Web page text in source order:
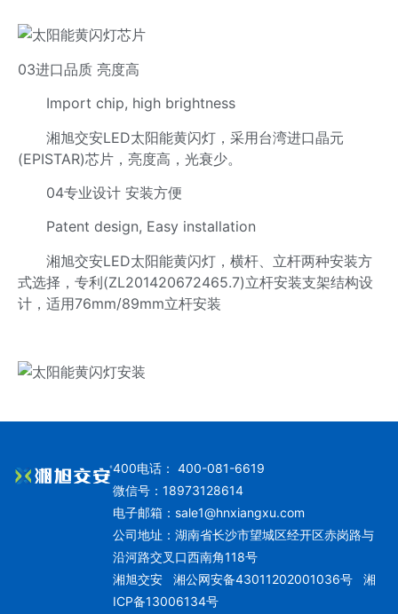
03进口品质 亮度高
Import chip, high brightness
湘旭交安LED太阳能黄闪灯，采用台湾进口晶元
(EPISTAR)芯片，亮度高，光衰少。
04专业设计 安装方便
Patent design, Easy installation
湘旭交安LED太阳能黄闪灯，横杆、立杆两种安装方
式选择，专利(ZL201420672465.7)立杆安装支架结构设
计，适用76mm/89mm立杆安装
400电话： 400-081-6619
微信号：18973128614
电子邮箱： sale1@hnxiangxu.com
公司地址：湖南省长沙市望城区经开区赤岗路与
沿河路交叉口西南角118号
湘旭交安湘公网安备43011202001036号
湘
ICP备13006134号